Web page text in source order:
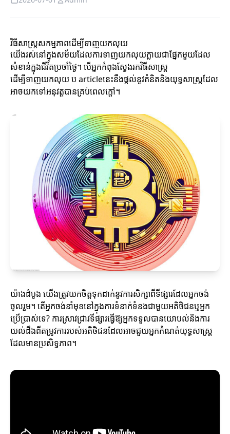
វិធីសាស្ត្រសកម្មភាពដើម្បីទាញយកលុយ
យើងរស់នៅក្នុងសម័យដែលការទាញយកលុយក្លាយជាផ្នែកមួយដែល
សំខាន់ក្នុងជីវិតប្រចាំថ្ងៃ។ បើអ្នកកំពុងស្វែងរកវិធីសាស្ត្រ
ដើម្បីទាញយកលុយ ប articleនេះនឹងផ្តល់នូវគំនិតនិងយុទ្ធសាស្ត្រដែល
អាចយកទៅអនុវត្តបានគ្រប់ពេលក្តៅ។
យ៉ាងដំបូង យើងត្រូវយកចិត្តទុកដាក់នូវការសិក្សាពីទីផ្សារដែលអ្នកចង់
ចូលរួម។ តើអ្នកចង់នាំមុខនៅក្នុងការទំនាក់ទំនងជាមួយអតិថិជនឬអ្នក
ប្រើប្រាស់ទេ? ការស្រាវជ្រាវទីផ្សារធ្វើឱ្យអ្នកទទួលបានយោបល់និងការ
យល់ដឹងពីតម្រូវការរបស់អតិថិជនដែលអាចជួយអ្នកកំណត់យុទ្ធសាស្ត្រ
ដែលមានប្រសិទ្ធភាព។